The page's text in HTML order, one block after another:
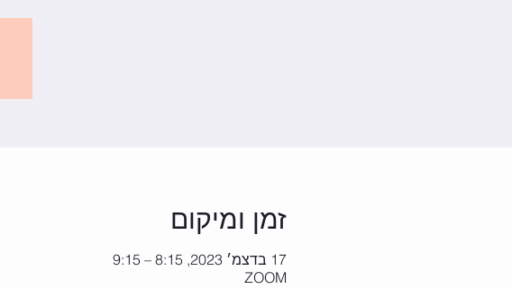
זמן ומיקום
17 בדצמ׳ 2023, 8:15 – 9:15
ZOOM